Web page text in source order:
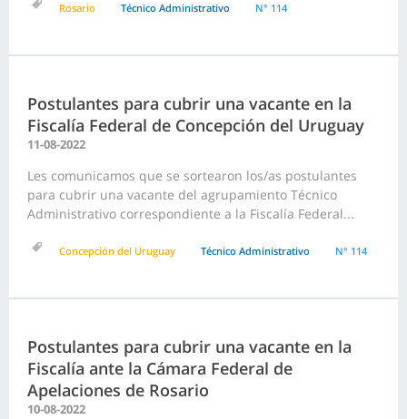
Rosario Técnico Administrativo N° 114
Postulantes para cubrir una vacante en la
Fiscalía Federal de Concepción del Uruguay
11-08-2022
Les comunicamos que se sortearon los/as postulantes
para cubrir una vacante del agrupamiento Técnico
Administrativo correspondiente a la Fiscalía Federal...
Concepción del Uruguay Técnico Administrativo N° 114
Postulantes para cubrir una vacante en la
Fiscalía ante la Cámara Federal de
Apelaciones de Rosario
10-08-2022